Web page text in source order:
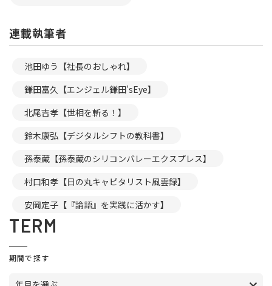
連載執筆者
池田ゆう【社長のおしゃれ】
鎌田富久【エンジェル鎌田’sEye】
北尾吉孝【世相を斬る！】
鈴木康弘【デジタルシフトの教科書】
孫泰蔵【孫泰蔵のシリコンバレーエクスプレス】
村口和孝【日の丸キャピタリスト風雲録】
安岡定子【『論語』を実践に活かす】
TERM
期間で探す